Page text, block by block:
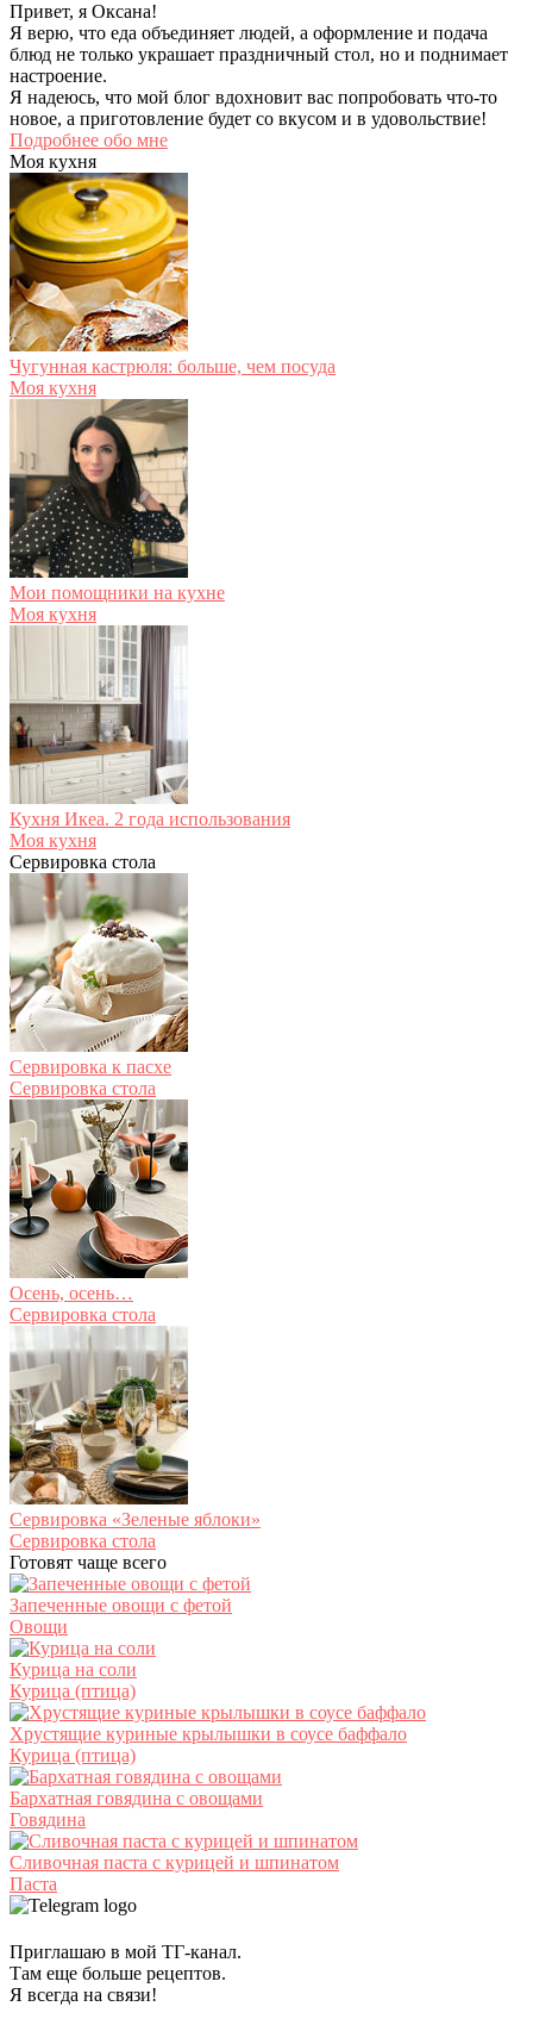
Привет, я Оксана!
Я верю, что еда объединяет людей, а оформление и подача
блюд не только украшает праздничный стол, но и поднимает
настроение.
Я надеюсь, что мой блог вдохновит вас попробовать что-то
новое, а приготовление будет со вкусом и в удовольствие!
Подробнее обо мне
Моя кухня
Чугунная кастрюля: больше, чем посуда
Моя кухня
Мои помощники на кухне
Моя кухня
Кухня Икеа. 2 года использования
Моя кухня
Сервировка стола
Сервировка к пасхе
Сервировка стола
Осень, осень…
Сервировка стола
Сервировка «Зеленые яблоки»
Сервировка стола
Готовят чаще всего
Запеченные овощи с фетой
Овощи
Курица на соли
Курица (птица)
Хрустящие куриные крылышки в соусе баффало
Курица (птица)
Бархатная говядина с овощами
Говядина
Сливочная паста с курицей и шпинатом
Паста
Приглашаю в мой ТГ-канал.
Там еще больше рецептов.
Я всегда на связи!